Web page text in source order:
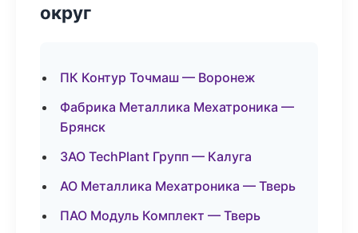
округ
ПК Контур Точмаш — Воронеж
Фабрика Металлика Мехатроника —
Брянск
ЗАО TechPlant Групп — Калуга
АО Металлика Мехатроника — Тверь
ПАО Модуль Комплект — Тверь